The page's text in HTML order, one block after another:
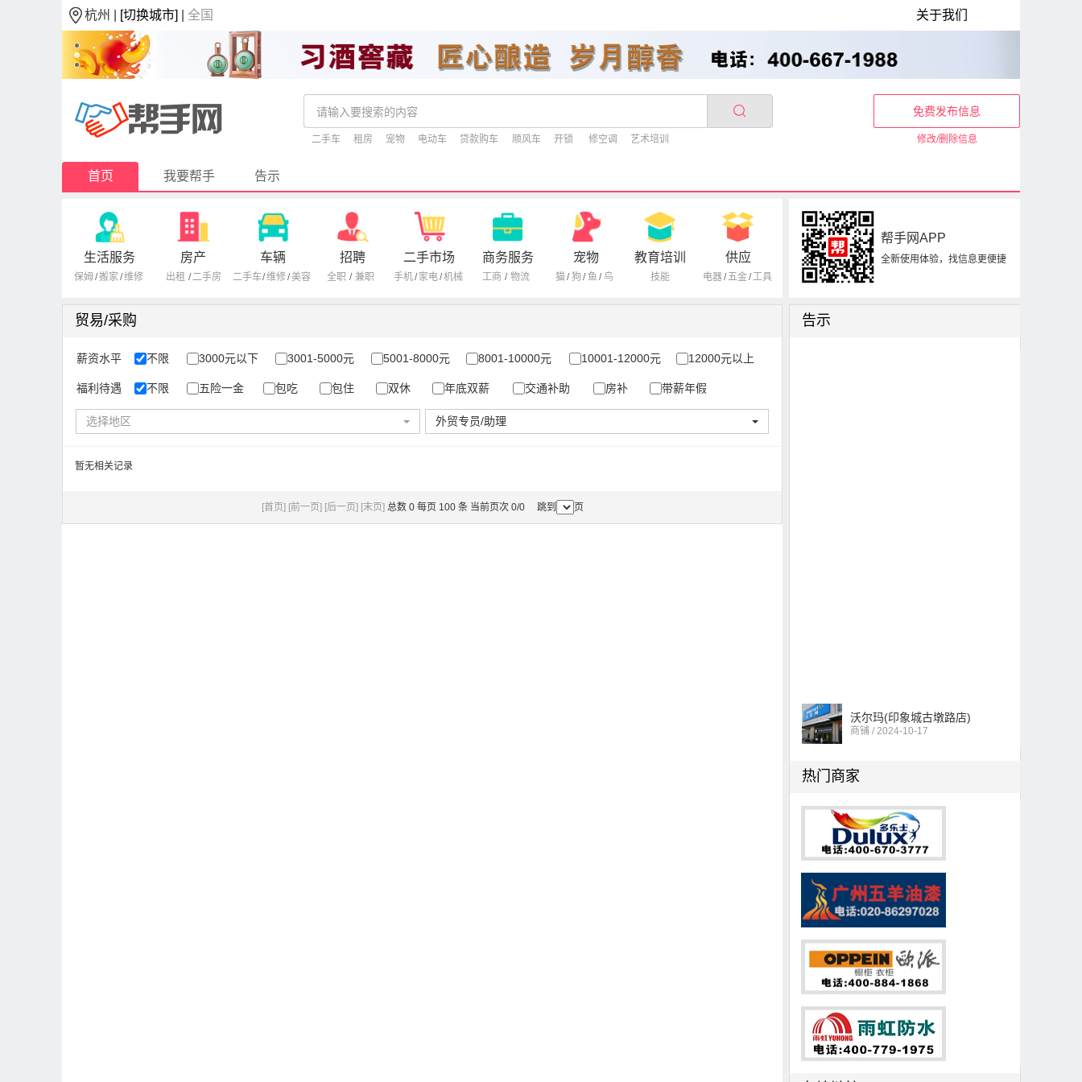
杭州 | [切换城市] |全国 关于我们
二手车 租房 宠物 电动车 贷款购车 顺风车 开锁 修空调 艺术培训
免费发布信息
修改/删除信息
首页 我要帮手 告示
生活服务
保姆/搬家 /维修
房产
出租 /二手房
车辆
二手车/维修/美容
招聘
全职 / 兼职
二手市场
手机/ 家电/机械
商务服务
工商 / 物流
宠物
猫/ 狗 / 鱼 / 鸟
教育培训
技能
供应
电器/五金/工具
帮手网APP
全新使用体验，找信息更便捷
贸易/采购
薪资水平 不限 3000元以下 3001-5000元 5001-8000元 8001-10000元 10001-12000元 12000元以上
福利待遇 不限 五险一金 包吃 包住 双休 年底双薪 交通补助 房补 带薪年假
选择地区 外贸专员/助理
暂无相关记录
[首页] [前一页] [后一页] [末页] 总数 0 每页 100 条 当前页次 0/0 跳到 页
告示
沃尔玛(印象城古墩路店)
商铺 / 2024-10-17
热门商家